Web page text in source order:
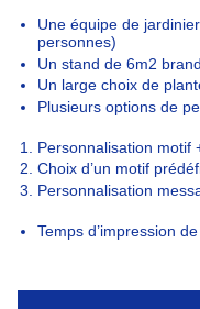
Une équipe de
personnes)
Unstand de 6m2
Un large choix de
Plusieurs options de
Personnalisation motif
Choix d’un motif
Personnalisation
Temps d’impression